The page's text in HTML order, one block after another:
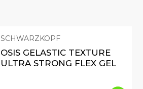
SCHWARZKOPF
OSIS GELASTIC TEXTURE
ULTRA STRONG FLEX GEL